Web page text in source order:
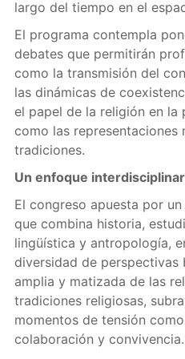
largo del tiempo en el
El programa contempla
debates que permitirán
como la transmisión del
las dinámicas de
el papel de la religión en
como las representaciones
tradiciones.
Un enfoque
El congreso apuesta por
que combina historia,
lingüística y antropología,
diversidad de perspectivas
amplia y matizada de las
tradiciones religiosas,
momentos de tensión
colaboración y convivencia.